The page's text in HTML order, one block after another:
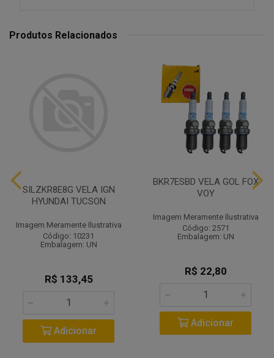
Produtos Relacionados
SILZKR8E8G VELA IGN
HYUNDAI TUCSON
Imagem Meramente Ilustrativa
Código: 10231
Embalagem: UN
R$ 133,45
Adicionar
BKR7ESBD VELA GOL FOX
VOY
Imagem Meramente Ilustrativa
Código: 2571
Embalagem: UN
R$ 22,80
Adicionar